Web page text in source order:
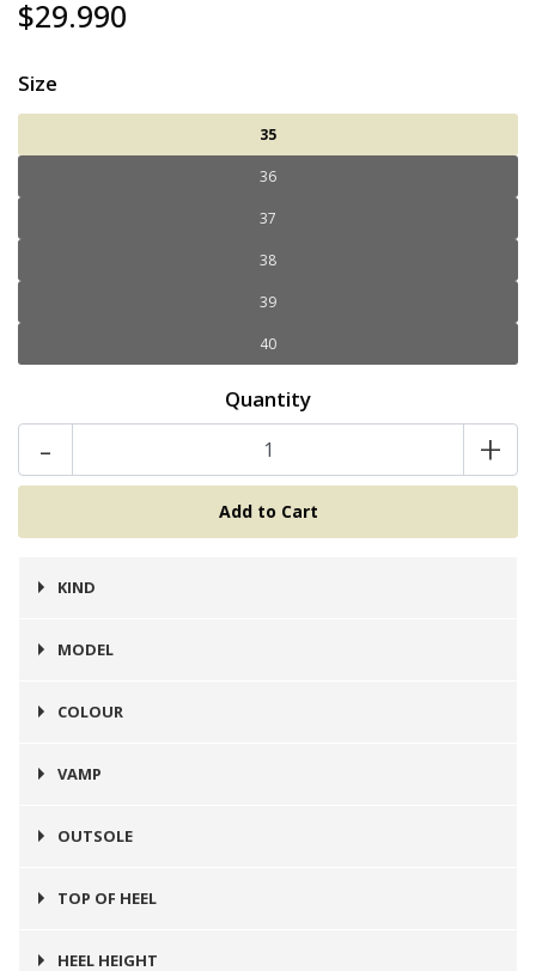
$29.990
Size
35
36
37
38
39
40
Quantity
- +
KIND
Zapato
MODEL
Málaga
COLOUR
Camel
VAMP
Cuero
OUTSOLE
Prefinito
TOP OF HEEL
Goma
HEEL HEIGHT